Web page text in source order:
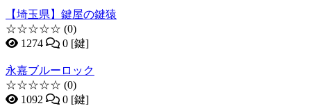
【埼玉県】鍵屋の鍵猿
☆☆☆☆☆ (0)
1274
0 [鍵]
永嘉ブルーロック
☆☆☆☆☆ (0)
1092
0 [鍵]